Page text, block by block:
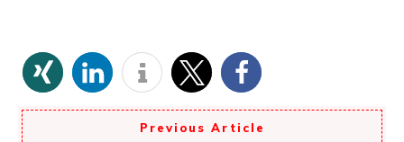
Previous Article